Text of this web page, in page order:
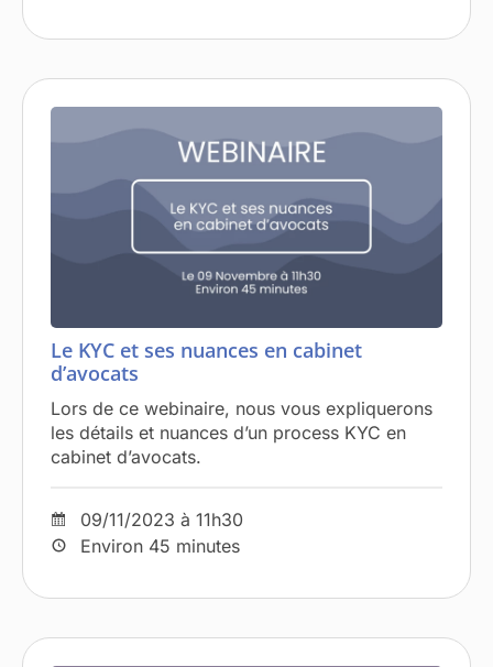
Le KYC et ses nuances en cabinet
d’avocats
Lors de ce webinaire, nous vous expliquerons
les détails et nuances d’un process KYC en
cabinet d’avocats.
09/11/2023 à 11h30
Environ 45 minutes